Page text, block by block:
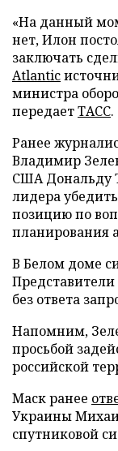
«На данный
нет, Илон
заключать
Atlantic
министра
передаетТАСС.
Ранее
Владимир
США Дональду
лидера
позицию по
планирования
В Белом доме
без ответа
Напомним,
просьбой
российской
Маск ранее
Украины
спутниковой